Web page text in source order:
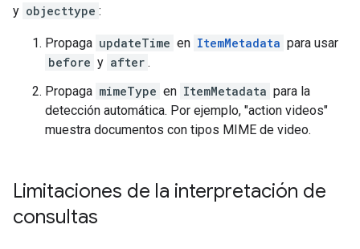
y objecttype :
Propaga updateTime en ItemMetadata para usar
before y after .
Propaga mimeType en ItemMetadata para la
detección automática. Por ejemplo, "action videos"
muestra documentos con tipos MIME de video.
Limitaciones de la interpretación de
consultas